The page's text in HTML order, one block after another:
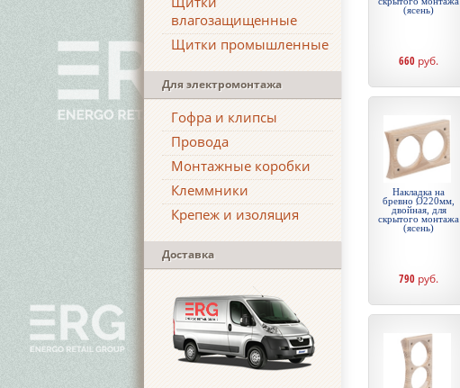
влагозащищенные
Щитки промышленные
Для электромонтажа
Гофра и клипсы
Провода
Монтажные коробки
Клеммники
Крепеж и изоляция
Доставка
(ясень)
660 руб.
Накладка на
бревно Ø220мм,
двойная, для
скрытого монтажа
(ясень)
790 руб.